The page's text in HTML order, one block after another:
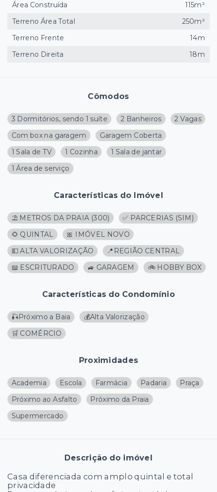
Cômodos
3 Dormitórios, sendo 1 suíte 2 Banheiros
2 Vagas
Com box na garagem
Garagem Coberta
1 Sala de TV
1 Cozinha
1 Sala de jantar
1 Área de serviço
Características do Imóvel
⛱️ METROS DA PRAIA (300)
✅ PARCERIAS (SIM)
🌻 QUINTAL
🎀 IMÓVEL NOVO
💵 ALTA VALORIZAÇÃO
📍REGIÃO CENTRAL
📖 ESCRITURADO
🚙 GARAGEM 🚲 HOBBY BOX
Características do Condomínio
🎣Próximo a Baia
💰Alta Valorização
🛒 COMÉRCIO
Proximidades
Academia Escola Farmácia Padaria
Praça
Próximo ao Asfalto
Próximo da Praia
Supermercado
Descrição do imóvel
Casa diferenciada com amplo quintal e total
privacidade
Área Construída
115m²
Terreno Área Total
250m²
Terreno Frente
14m
Terreno Direita
18m